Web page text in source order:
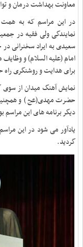
معاونت بهداشت درمان و
در این مراسم که به
نمایندگی ولی فقیه در
سعیدی به ایراد سخنرانی
امام (علیه السلام) و
برای هدایت و روشنگری
نمایش آهنگ میدان از سوی
حضرت مهدی(عج) و
دیگر برنامه های این مراسم
یادآور می شود در این
گردید.